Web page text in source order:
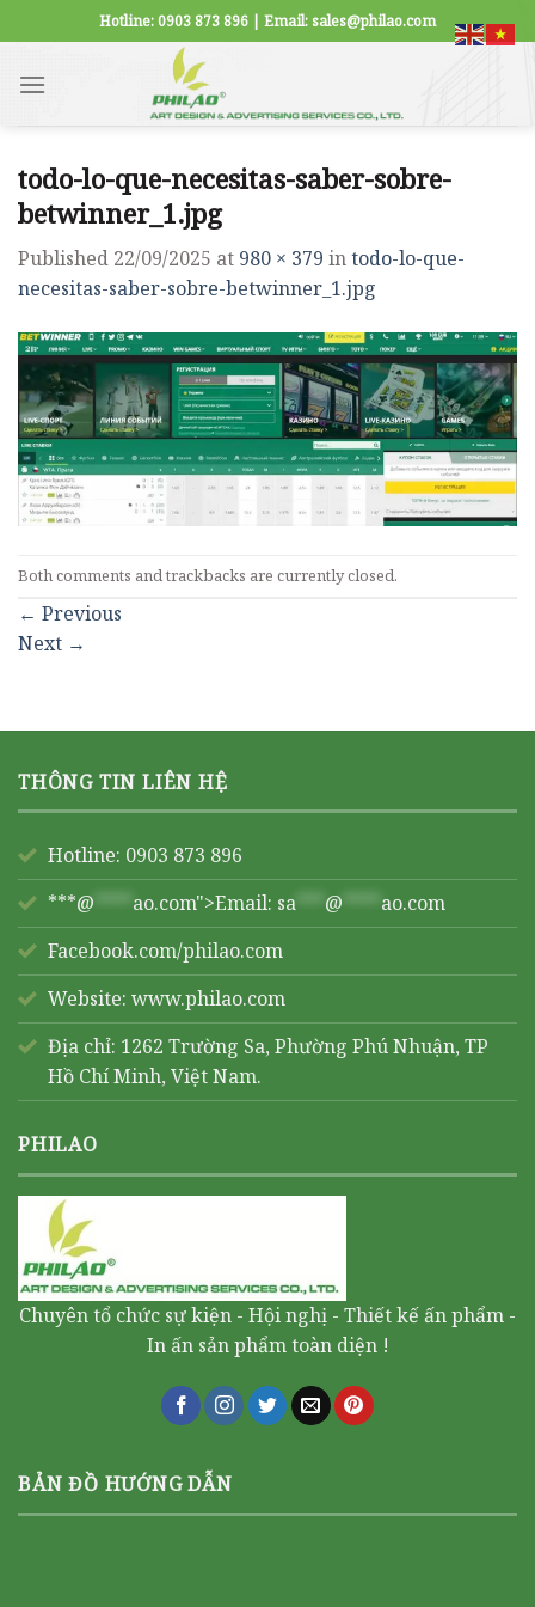
to
content
Hotline: 0903 873 896 | Email: sales@philao.com
todo-lo-que-necesitas-saber-sobre-
betwinner_1.jpg
Published 22/09/2025 at 980 × 379 intodo-lo-que-
necesitas-saber-sobre-betwinner_1.jpg
Both comments and trackbacks are currently closed.
← Previous
Next →
THÔNG TIN LIÊN HỆ
Hotline: 0903 873 896
***@ **** ao.com">Email: sa *** @ **** ao.com
Facebook.com/philao.com
Website: www.philao.com
Địa chỉ: 1262 Trường Sa, Phường Phú Nhuận, TP
Hồ Chí Minh, Việt Nam.
PHILAO
Chuyên tổ chức sự kiện - Hội nghị - Thiết kế ấn phẩm -
In ấn sản phẩm toàn diện !
BẢN ĐỒ HƯỚNG DẪN